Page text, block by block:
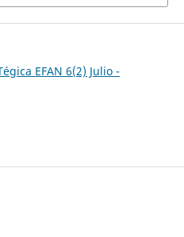
EFAN 6(2) Julio -